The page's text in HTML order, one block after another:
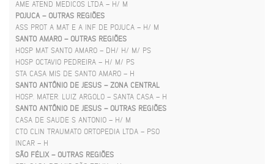
AME ATEND MEDICOS LTDA – H/ M
POJUCA – OUTRAS REGIÕES
ASS PROT A MAT E A INF DE POJUCA – H/ M
SANTO AMARO – OUTRAS REGIÕES
HOSP MAT SANTO AMARO – DH/ H/ M/ PS
HOSP OCTAVIO PEDREIRA – H/ M/ PS
STA CASA MIS DE SANTO AMARO – H
SANTO ANTÔNIO DE JESUS – ZONA CENTRAL
HOSP. MATER. LUIZ ARGOLO – SANTA CASA – H
SANTO ANTÔNIO DE JESUS – OUTRAS REGIÕES
CASA DE SAUDE S ANTONIO – H/ M
CTO CLIN TRAUMATO ORTOPEDIA LTDA – PSO
INCAR – H
SÃO FÉLIX – OUTRAS REGIÕES